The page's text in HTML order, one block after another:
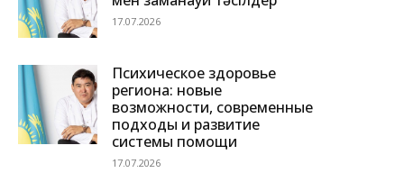
17.07.2026
Психическое здоровье
региона: новые
возможности, современные
подходы и развитие
системы помощи
17.07.2026